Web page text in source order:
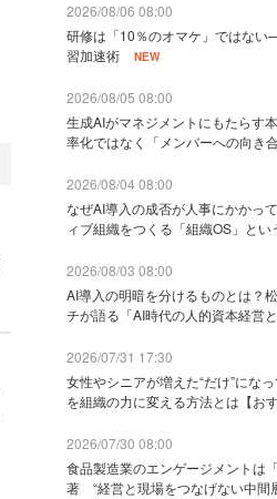
2026/08/06 08:00
研修は「10％のオマケ」ではな
習加速術
NEW
2026/08/05 08:00
生成AIがマネジメントにもたらす
率化ではなく「メンバーへの向き合
2026/08/04 08:00
なぜAI導入の成否が人事にかかっ
ィブ組織をつくる「組織OS」とい
2026/08/03 08:00
AI導入の明暗を分けるものとは？
チが語る「AI時代の人的資本経営
2026/07/31 17:30
女性やシニアが増えた“だけ”にな
を組織の力に変える方法とは【お
2026/07/30 08:00
食品製造業のエンゲージメントは
著 “経営と現場をつなげない中間